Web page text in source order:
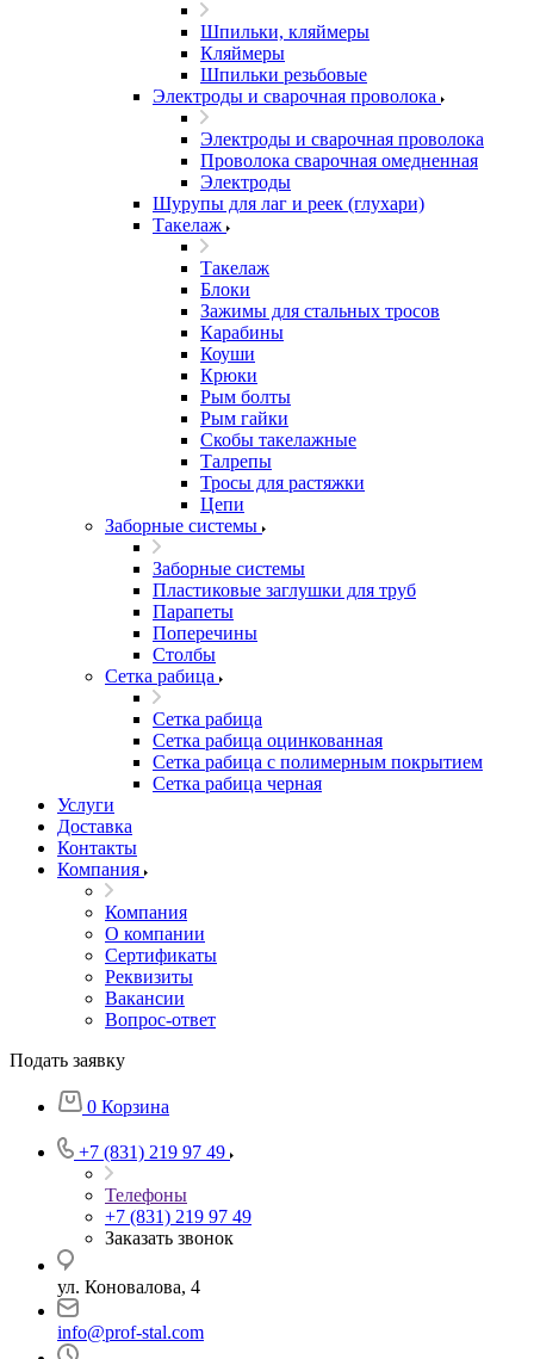
Шпильки, кляймеры
Кляймеры
Шпильки резьбовые
Электроды и сварочная проволока
Электроды и сварочная проволока
Проволока сварочная омедненная
Электроды
Шурупы для лаг и реек (глухари)
Такелаж
Такелаж
Блоки
Зажимы для стальных тросов
Карабины
Коуши
Крюки
Рым болты
Рым гайки
Скобы такелажные
Талрепы
Тросы для растяжки
Цепи
Заборные системы
Заборные системы
Пластиковые заглушки для труб
Парапеты
Поперечины
Столбы
Сетка рабица
Сетка рабица
Сетка рабица оцинкованная
Сетка рабица с полимерным покрытием
Сетка рабица черная
Услуги
Доставка
Контакты
Компания
Компания
О компании
Сертификаты
Реквизиты
Вакансии
Вопрос-ответ
Подать заявку
0 Корзина
+7 (831) 219 97 49
Телефоны
+7 (831) 219 97 49
Заказать звонок
ул. Коновалова, 4
info@prof-stal.com